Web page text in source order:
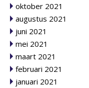
oktober 2021
augustus 2021
juni 2021
mei 2021
maart 2021
februari 2021
januari 2021